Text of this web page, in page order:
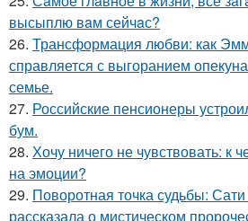
высыплю вaм сейчaс?
26. Трансформация любви: как
справляется с выгоранием
семье.
27. Российские пенсионеры
бум.
28. Хочу ничего не чувствовать: к
на эмоции?
29. Поворотная точка судьбы:
рассказала о мистическом